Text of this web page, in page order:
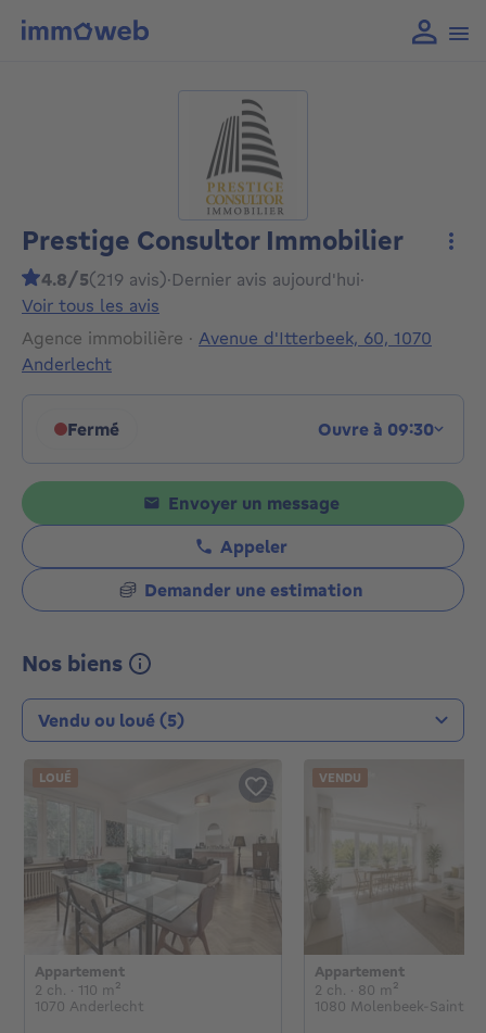
Prestige Consultor Immobilier
4.8/5(219 avis)·Dernier avis aujourd'hui·
Voir tous les avis
Agence immobilière · Avenue d'Itterbeek, 60, 1070
Anderlecht
Fermé Ouvre à 09:30
Cliquez pour afficher les horaires
Envoyer un message
Appeler
Demander une estimation
Nos biens
Type de transaction
Appartement
2 ch. 2 chambres
· 110 m²
1070 Anderlecht
LOUÉ
Appartement
€
2 ch. 2 chambres
· 80 m²
1080 Molenbeek-Saint-
VENDU